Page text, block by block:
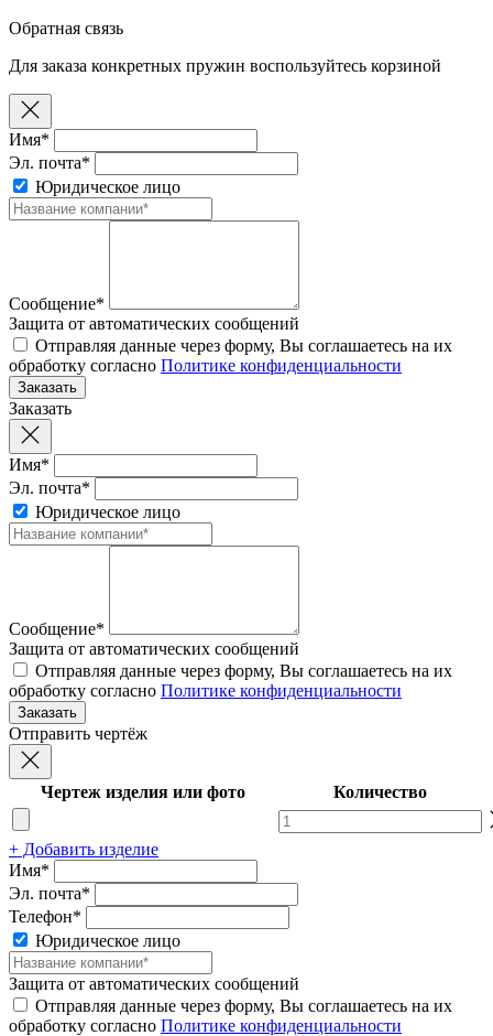
Обратная связь
Для заказа конкретных пружин воспользуйтесь корзиной
Имя*
Эл. почта*
Юридическое лицо
Сообщение*
Защита от автоматических сообщений
Отправляя данные через форму, Вы соглашаетесь на их
обработку согласно Политике конфиденциальности
Заказать
Имя*
Эл. почта*
Юридическое лицо
Сообщение*
Защита от автоматических сообщений
Отправляя данные через форму, Вы соглашаетесь на их
обработку согласно Политике конфиденциальности
Отправить чертёж
Чертеж изделия или фото Количество
+ Добавить изделие
Имя*
Эл. почта*
Телефон*
Юридическое лицо
Защита от автоматических сообщений
Отправляя данные через форму, Вы соглашаетесь на их
обработку согласно Политике конфиденциальности